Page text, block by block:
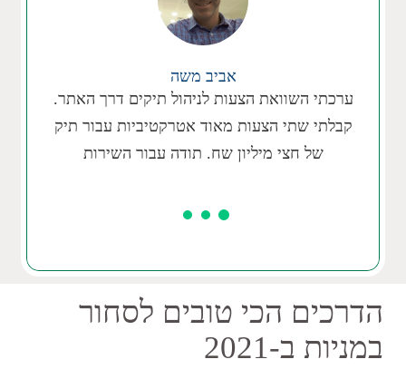
אביב משה
ערכתי השוואת הצעות לניהול תיקים דרך האתר.
קבלתי שתי הצעות מאוד אטרקטיביות עבור תיק
של חצי מיליון שח. תודה עבור השירות
קרן מורן
תודה רבה על השירות המהיר והיעיל, נפגשתי עם 3
בתי השקעות תוך שבוע אצלי בבית. בחרתי בית
השקעות אחד. השירות היה מעל לצפיה שלי .
הדרכים הכי טובים לסחור
במניות ב-2021